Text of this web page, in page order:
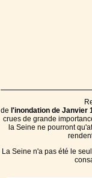
de l'inondation de Janvier
crues de grande
la Seine ne pourront
La Seine n'a pas été le